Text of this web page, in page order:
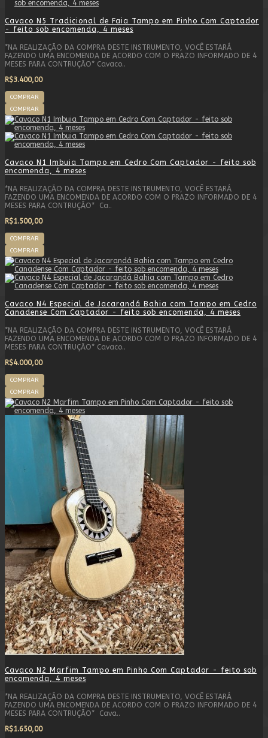
Cavaco N5 Tradicional de Faia Tampo em Pinho Com Captador
- feito sob encomenda, 4 meses
*NA REALIZAÇÃO DA COMPRA DESTE INSTRUMENTO, VOCÊ ESTARÁ
FAZENDO UMA ENCOMENDA DE ACORDO COM O PRAZO INFORMADO DE 4
MESES PARA CONTRUÇÃO* Cavaco..
R$3.400,00
COMPRAR
COMPRAR
Cavaco N1 Imbuia Tampo em Cedro Com Captador - feito sob
encomenda, 4 meses
*NA REALIZAÇÃO DA COMPRA DESTE INSTRUMENTO, VOCÊ ESTARÁ
FAZENDO UMA ENCOMENDA DE ACORDO COM O PRAZO INFORMADO DE 4
MESES PARA CONTRUÇÃO* Ca..
R$1.500,00
COMPRAR
COMPRAR
Cavaco N4 Especial de Jacarandá Bahia com Tampo em Cedro
Canadense Com Captador - feito sob encomenda, 4 meses
*NA REALIZAÇÃO DA COMPRA DESTE INSTRUMENTO, VOCÊ ESTARÁ
FAZENDO UMA ENCOMENDA DE ACORDO COM O PRAZO INFORMADO DE 4
MESES PARA CONTRUÇÃO* Cavaco..
R$4.000,00
COMPRAR
COMPRAR
Cavaco N2 Marfim Tampo em Pinho Com Captador - feito sob
encomenda, 4 meses
*NA REALIZAÇÃO DA COMPRA DESTE INSTRUMENTO, VOCÊ ESTARÁ
FAZENDO UMA ENCOMENDA DE ACORDO COM O PRAZO INFORMADO DE 4
MESES PARA CONTRUÇÃO* Cava..
R$1.650,00